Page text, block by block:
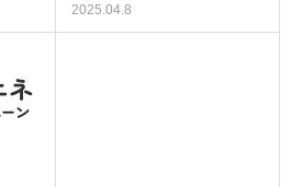
2025.04.8